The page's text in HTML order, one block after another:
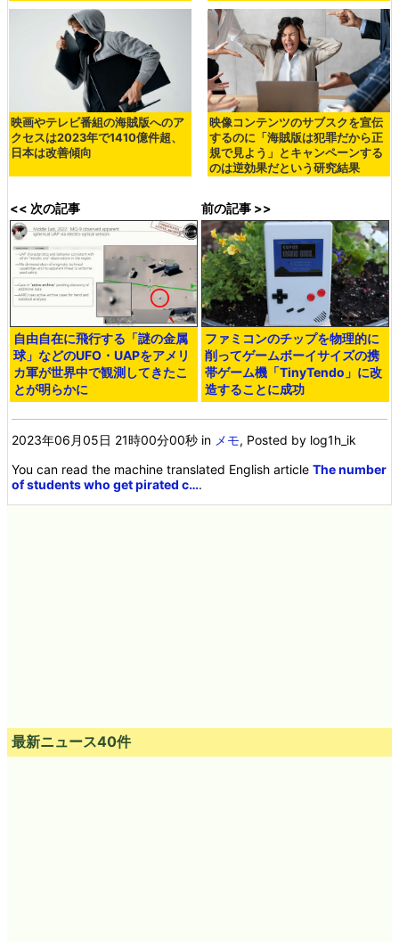
映画やテレビ番組の海賊版へのア
クセスは2023年で1410億件超、
日本は改善傾向
映像コンテンツのサブスクを宣伝
するのに「海賊版は犯罪だから正
規で見よう」とキャンペーンする
のは逆効果だという研究結果
<< 次の記事
自由自在に飛行する「謎の金属
球」などのUFO・UAPをアメリ
カ軍が世界中で観測してきたこ
とが明らかに
前の記事 >>
ファミコンのチップを物理的に
削ってゲームボーイサイズの携
帯ゲーム機「TinyTendo」に改
造することに成功
2023年06月05日 21時00分00秒 in メモ, Posted by log1h_ik
You can read the machine translated English articleThe number
of students who get pirated c….
最新ニュース40件